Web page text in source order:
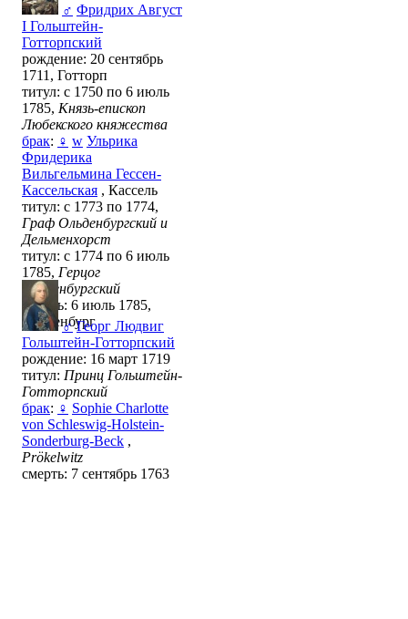
♂ Фридрих Август
I Гольштейн-
Готторпский
рождение: 20 сентябрь
1711, Готторп
титул: с 1750 по 6 июль
1785, Князь-епископ
Любекского княжества
брак: ♀ w Ульрика
Фридерика
Вильгельмина Гессен-
Кассельская , Кассель
титул: с 1773 по 1774,
Граф Ольденбургский и
Дельменхорст
титул: с 1774 по 6 июль
1785, Герцог
Ольденбургский
смерть: 6 июль 1785,
Ольденбург
♂ Георг Людвиг
Гольштейн-Готторпский
рождение: 16 март 1719
титул: Принц Гольштейн-
Готторпский
брак: ♀ Sophie Charlotte
von Schleswig-Holstein-
Sonderburg-Beck ,
Prökelwitz
смерть: 7 сентябрь 1763